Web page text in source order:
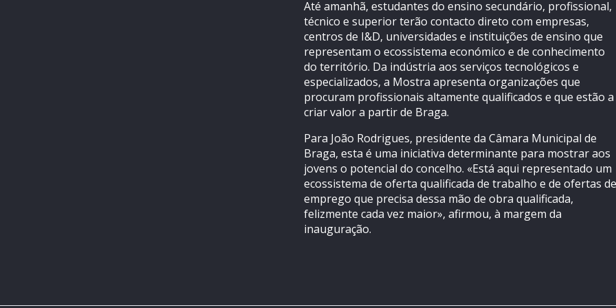
Até amanhã, estudantes do ensino secundário, profissional,
técnico e superior terão contacto direto com empresas,
centros de I&D, universidades e instituições de ensino que
representam o ecossistema económico e de conhecimento
do território. Da indústria aos serviços tecnológicos e
especializados, a Mostra apresenta organizações que
procuram profissionais altamente qualificados e que estão a
criar valor a partir de Braga.
Para João Rodrigues, presidente da Câmara Municipal de
Braga, esta é uma iniciativa determinante para mostrar aos
jovens o potencial do concelho. «Está aqui representado um
ecossistema de oferta qualificada de trabalho e de ofertas de
emprego que precisa dessa mão de obra qualificada,
felizmente cada vez maior», afirmou, à margem da
inauguração.